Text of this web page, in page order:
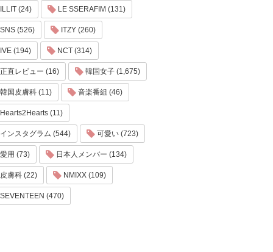
(24) LE SSERAFIM (131)
(526) ITZY (260)
(194) NCT (314)
直レビュー (16) 韓国女子 (1,675)
国皮膚科 (11) 音楽番組 (46)
(11)
ンスタグラム (544) 可愛い (723)
用 (73) 日本人メンバー (134)
膚科 (22) NMIXX (109)
(470)